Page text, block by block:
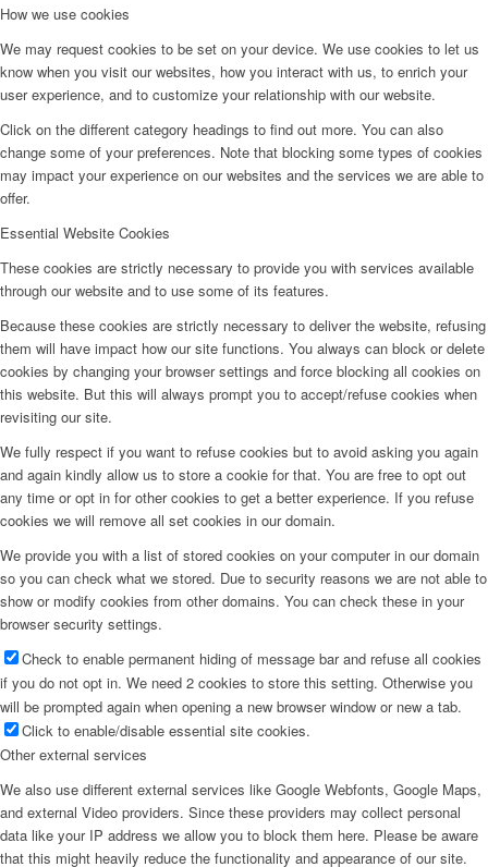
How we use cookies
We may request cookies to be set on your device. We use cookies to let us
know when you visit our websites, how you interact with us, to enrich your
user experience, and to customize your relationship with our website.
Click on the different category headings to find out more. You can also
change some of your preferences. Note that blocking some types of cookies
may impact your experience on our websites and the services we are able to
offer.
Essential Website Cookies
These cookies are strictly necessary to provide you with services available
through our website and to use some of its features.
Because these cookies are strictly necessary to deliver the website, refusing
them will have impact how our site functions. You always can block or delete
cookies by changing your browser settings and force blocking all cookies on
this website. But this will always prompt you to accept/refuse cookies when
revisiting our site.
We fully respect if you want to refuse cookies but to avoid asking you again
and again kindly allow us to store a cookie for that. You are free to opt out
any time or opt in for other cookies to get a better experience. If you refuse
cookies we will remove all set cookies in our domain.
We provide you with a list of stored cookies on your computer in our domain
so you can check what we stored. Due to security reasons we are not able to
show or modify cookies from other domains. You can check these in your
browser security settings.
Check to enable permanent hiding of message bar and refuse all cookies
if you do not opt in. We need 2 cookies to store this setting. Otherwise you
will be prompted again when opening a new browser window or new a tab.
Click to enable/disable essential site cookies.
Other external services
We also use different external services like Google Webfonts, Google Maps,
and external Video providers. Since these providers may collect personal
data like your IP address we allow you to block them here. Please be aware
that this might heavily reduce the functionality and appearance of our site.